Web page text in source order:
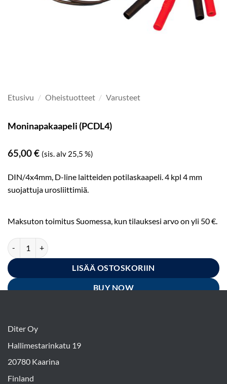
Etusivu / Oheistuotteet / Varusteet
Moninapakaapeli (PCDL4)
65,00€ (sis. alv 25,5 %)
DIN/4x4mm, D-line laitteiden potilaskaapeli. 4 kpl 4 mm
suojattuja urosliittimiä.
Maksuton toimitus Suomessa, kun tilauksesi arvo on yli 50 €.
Moninapakaapeli (PCDL4) määrä
LISÄÄ OSTOSKORIIN
BUY NOW
Diter Oy
Hallimestarinkatu 19
20780 Kaarina
Finland